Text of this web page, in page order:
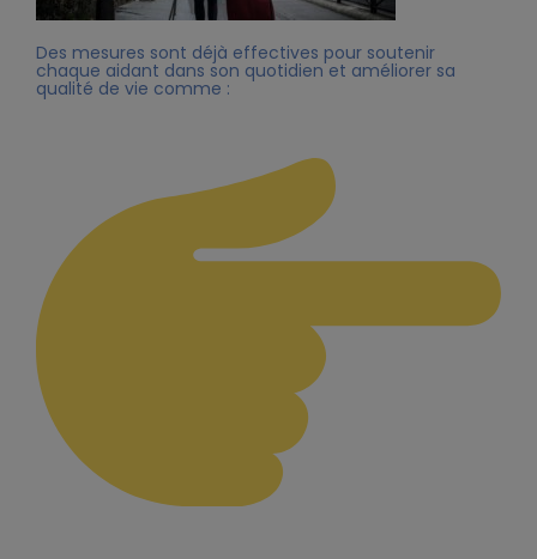
Des mesures sont déjà effectives pour soutenir
chaque aidant dans son quotidien et améliorer sa
qualité de vie comme :